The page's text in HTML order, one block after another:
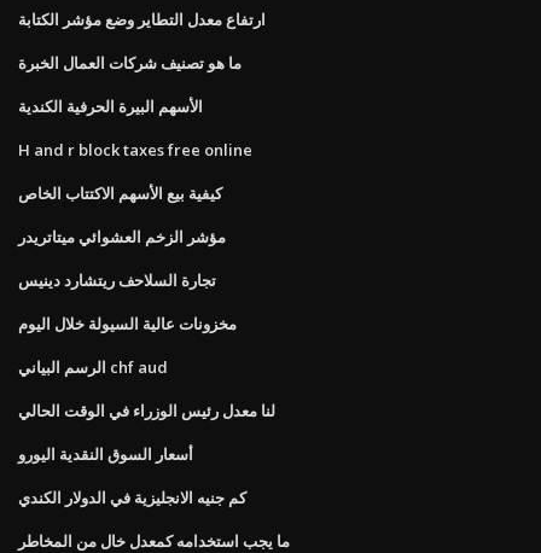
ارتفاع معدل التطاير وضع مؤشر الكتابة
ما هو تصنيف شركات العمال الخبرة
الأسهم البيرة الحرفية الكندية
H and r block taxes free online
كيفية بيع الأسهم الاكتتاب الخاص
مؤشر الزخم العشوائي ميتاتريدر
تجارة السلاحف ريتشارد دينيس
مخزونات عالية السيولة خلال اليوم
الرسم البياني chf aud
لنا معدل رئيس الوزراء في الوقت الحالي
أسعار السوق النقدية اليورو
كم جنيه الانجليزية في الدولار الكندي
ما يجب استخدامه كمعدل خال من المخاطر